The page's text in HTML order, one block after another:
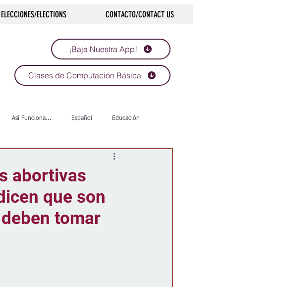
ELECCIONES/ELECTIONS CONTACTO/CONTACT US
¡Baja Nuestra App!
Clases de Computación Básica
Así Funciona... Español Educación
Comunidad Historias que inspiran
abortivas
que son
tomar